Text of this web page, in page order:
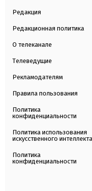
Редакция
Редакционная политика
О телеканале
Телеведущие
Рекламодателям
Правила пользования
Политика
конфиденциальности
Политика использования
искусственного интеллекта
Политика
конфиденциальности